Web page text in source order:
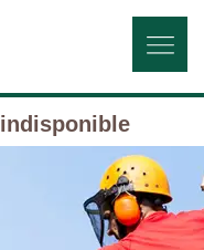
indisponible